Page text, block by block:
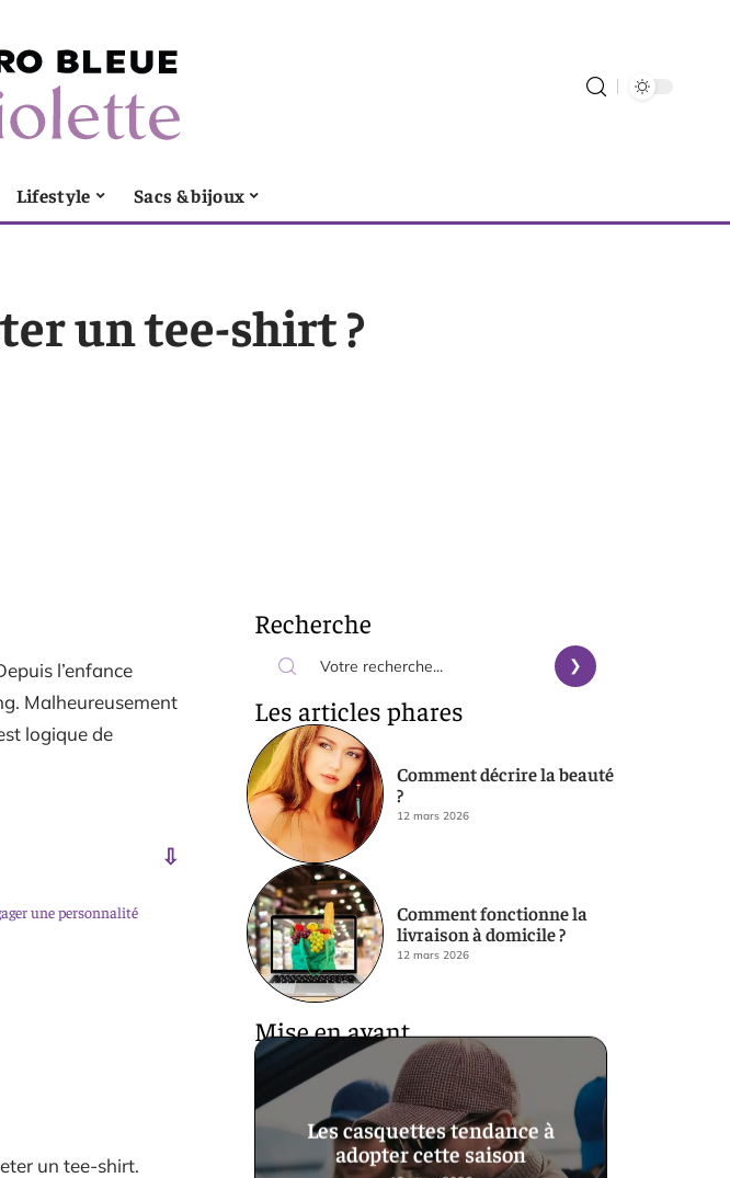
Lifestyle Sacs & bijoux
un tee-shirt ?
l’enfance
Malheureusement
logique de
une personnalité
un tee-shirt.
Recherche
Les articles phares
Comment décrire la beauté
?
12 mars 2026
Comment fonctionne la
livraison à domicile ?
12 mars 2026
Mise en avant
Les casquettes tendance à
adopter cette saison